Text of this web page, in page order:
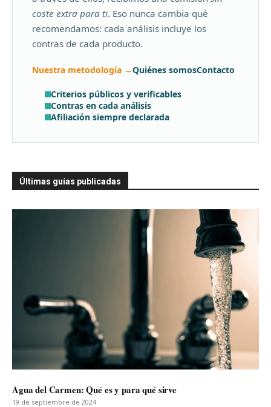
coste extra para ti. Eso nunca cambia qué
recomendamos: cada análisis incluye los
contras de cada producto.
Nuestra metodología →Quiénes somosContacto
Criterios públicos y verificables
Contras en cada análisis
Afiliación siempre declarada
Últimas guías publicadas
Agua del Carmen: Qué es y para qué sirve
19 de septiembre de 2024